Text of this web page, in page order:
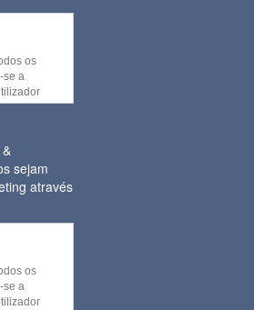
os
se a
deste
visitante
e do
a
sejam
através
os
se a